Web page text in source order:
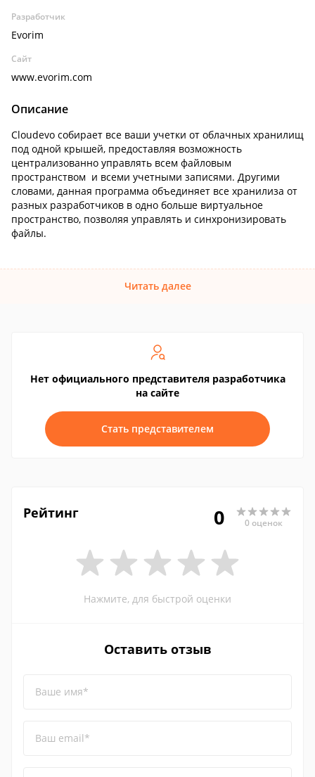
Разработчик
Evorim
Сайт
www.evorim.com
Описание
Cloudevo собирает все ваши учетки от облачных хранилищ
под одной крышей, предоставляя возможность
централизованно управлять всем файловым
пространством и всеми учетными записями. Другими
словами, данная программа объединяет все хранилиза от
разных разработчиков в одно больше виртуальное
пространство, позволяя управлять и синхронизировать
файлы.
Читать далее
Нет официального представителя разработчика
на сайте
Стать представителем
Рейтинг 0 0 оценок
Нажмите, для быстрой оценки
Оставить отзыв
Ваше имя*
Ваш email*